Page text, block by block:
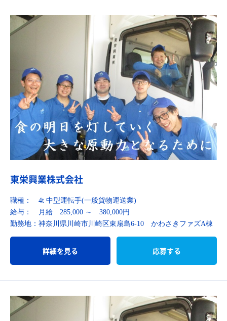
東栄興業株式会社
職種：
4t 中型運転手(一般貨物運送業)
給与：
月給 285,000 ～ 380,000円
勤務地： 神奈川県川崎市川崎区東扇島6-10 かわさきファズA棟
詳細を見る 応募する